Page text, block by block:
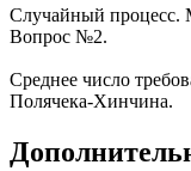
Случайный процесс.
Вопрос №2.
Среднее число
Полячека-Хинчина.